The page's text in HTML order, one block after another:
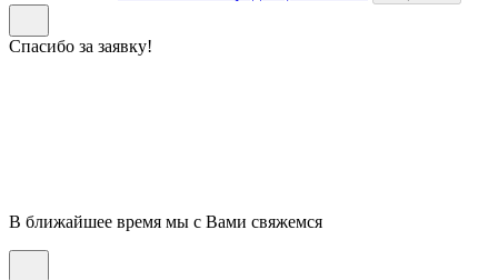
Спасибо за заявку!
В ближайшее время мы с Вами свяжемся